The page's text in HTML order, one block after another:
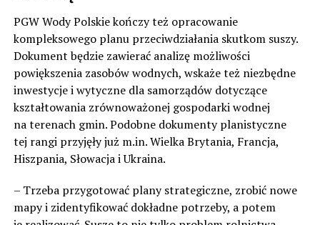
PGW Wody Polskie kończy też opracowanie
kompleksowego planu przeciwdziałania skutkom suszy.
Dokument będzie zawierać analizę możliwości
powiększenia zasobów wodnych, wskaże też niezbędne
inwestycje i wytyczne dla samorządów dotyczące
kształtowania zrównoważonej gospodarki wodnej
na terenach gmin. Podobne dokumenty planistyczne
tej rangi przyjęły już m.in. Wielka Brytania, Francja,
Hiszpania, Słowacja i Ukraina.
– Trzeba przygotować plany strategiczne, zrobić nowe
mapy i zidentyfikować dokładne potrzeby, a potem